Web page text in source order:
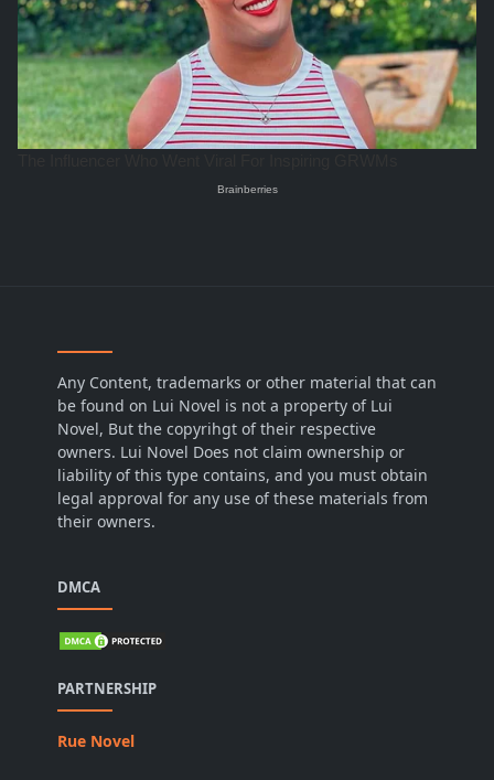
Any Content, trademarks or other material that can
be found on Lui Novel is not a property of Lui
Novel, But the copyrihgt of their respective
owners. Lui Novel Does not claim ownership or
liability of this type contains, and you must obtain
legal approval for any use of these materials from
their owners.
DMCA
PARTNERSHIP
Rue Novel